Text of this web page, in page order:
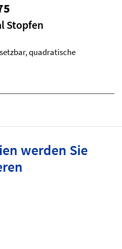
Stopfen
quadratische
werden Sie